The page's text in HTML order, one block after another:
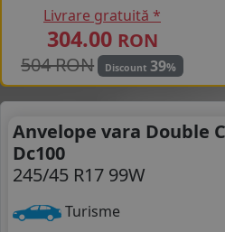
Livrare gratuită *
304.00 RON
504 RON
Discount 39%
Anvelope vara Double
Dc100
245/45 R17 99W
Turisme